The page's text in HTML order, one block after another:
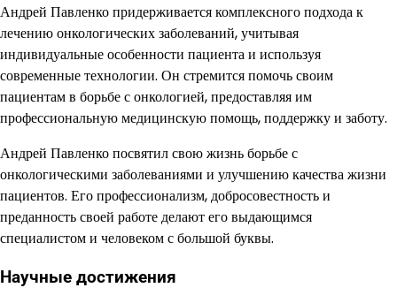
Андрей Павленко придерживается комплексного подхода к
лечению онкологических заболеваний, учитывая
индивидуальные особенности пациента и используя
современные технологии. Он стремится помочь своим
пациентам в борьбе с онкологией, предоставляя им
профессиональную медицинскую помощь, поддержку и заботу.
Андрей Павленко посвятил свою жизнь борьбе с
онкологическими заболеваниями и улучшению качества жизни
пациентов. Его профессионализм, добросовестность и
преданность своей работе делают его выдающимся
специалистом и человеком с большой буквы.
Научные достижения